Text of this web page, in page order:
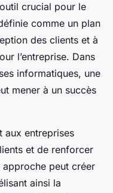
crucial pour le
comme un plan
des clients et à
l’entreprise. Dans
informatiques, une
mener à un succès
aux entreprises
et de renforcer
peut créer
ainsi la